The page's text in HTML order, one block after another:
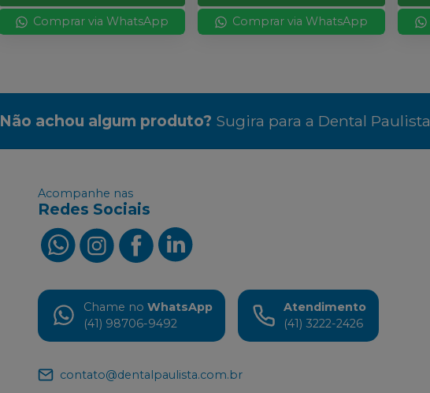
Comprar via WhatsApp Comprar via WhatsApp
Não achou algum produto? Sugira para a Dental Paulista
Acompanhe nas
Redes Sociais
Chame no WhatsApp
(41) 98706-9492
Atendimento
(41) 3222-2426
contato@dentalpaulista.com.br